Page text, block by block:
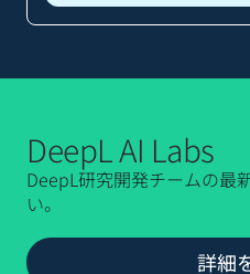
DeepL AI Labs
DeepL研究開発チームの最
い。
詳細